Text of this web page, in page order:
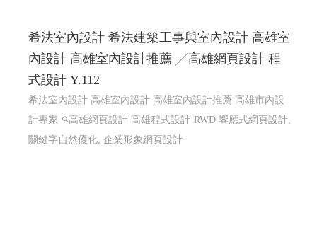
希法室內設計 希法建築工事與室內設計 高雄室
內設計 高雄室內設計推薦 ╱高雄網頁設計 程
式設計 Y.112
希法室內設計 高雄室內設計 高雄室內設計推薦 高雄市內設
計專家
高雄網頁設計 高雄程式設計 RWD 響應式網頁設計,
關鍵字自然優化, 企業形象網頁設計